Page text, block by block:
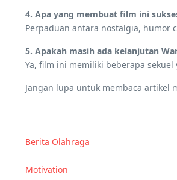
4. Apa yang membuat film ini
Perpaduan antara nostalgia, humor
5. Apakah masih ada kelanjutan
Ya, film ini memiliki beberapa
Jangan lupa untuk membaca
Berita Olahraga
Motivation